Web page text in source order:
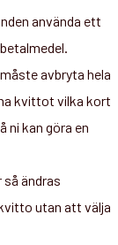
använda ett
avbryta hela
kvittot vilka kort
ni kan göra en
ändras
utan att välja